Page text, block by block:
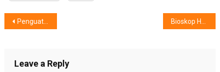
Post
Penguatan Literasi, Menjangkau 200.000 Siswa
Leave a Reply